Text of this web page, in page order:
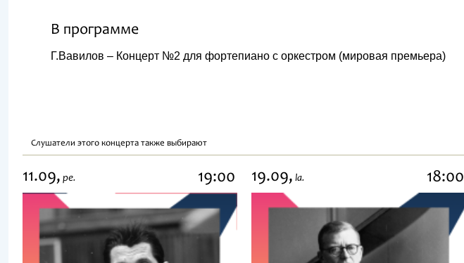
В программе
Г.Вавилов – Концерт №2 для фортепиано с оркестром (мировая премьера)
Слушатели этого концерта также выбирают
11.09, pe. 19:00 19.09, la. 18:00